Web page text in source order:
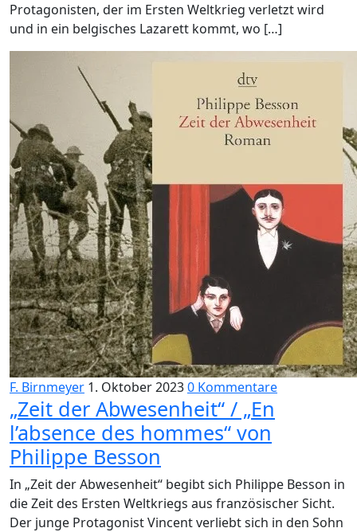
Protagonisten, der im Ersten Weltkrieg verletzt wird
und in ein belgisches Lazarett kommt, wo […]
F. Birnmeyer 1. Oktober 20230 Kommentare
„Zeit der Abwesenheit“ / „En
l’absence des hommes“ von
Philippe Besson
In „Zeit der Abwesenheit“ begibt sich Philippe Besson in
die Zeit des Ersten Weltkriegs aus französischer Sicht.
Der junge Protagonist Vincent verliebt sich in den Sohn